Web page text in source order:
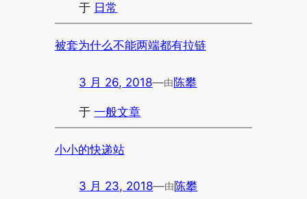
于 日常
被套为什么不能两端都有拉链
3 月 26, 2018—由陈攀
于一般文章
小小的快递站
3 月 23, 2018—由陈攀